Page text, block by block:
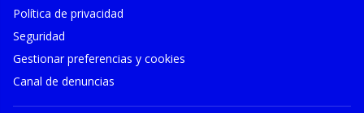
Política de privacidad
Seguridad
Gestionar preferencias y cookies
Canal de denuncias